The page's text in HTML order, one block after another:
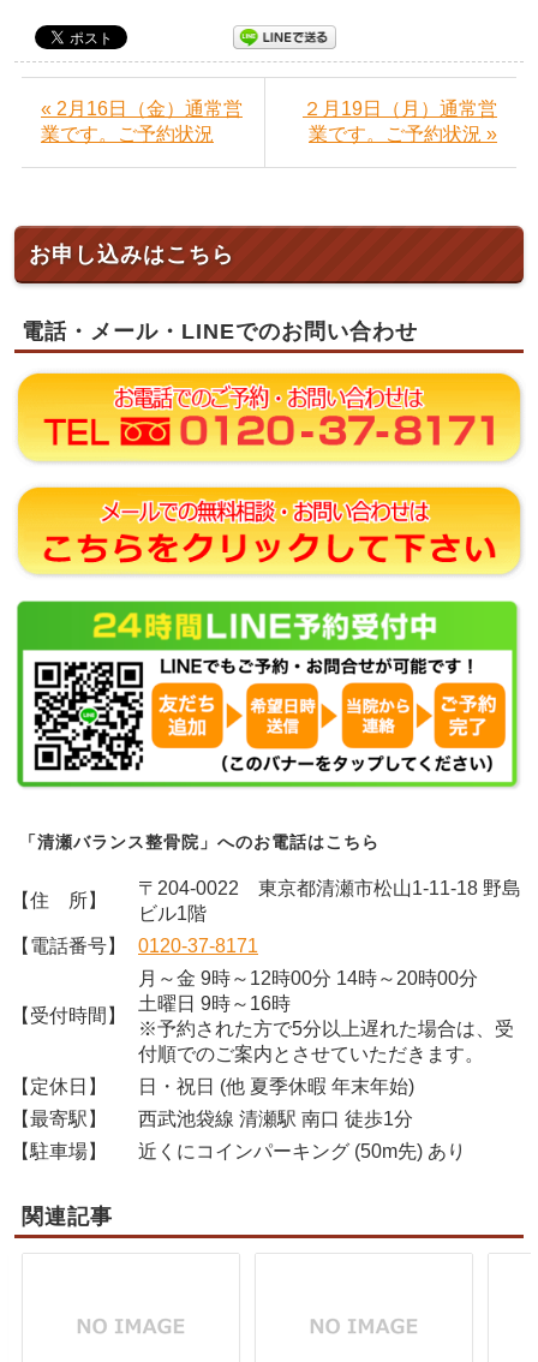
« 2月16日（金）通常営
業です。ご予約状況
２月19日（月）通常営
業です。ご予約状況 »
お申し込みはこちら
電話・メール・LINEでのお問い合わせ
「清瀬バランス整骨院」へのお電話はこちら
【住 所】
〒204-0022 東京都清瀬市松山1-11-18 野島
ビル1階
【電話番号】
0120-37-8171
【受付時間】
月～金 9時～12時00分 14時～20時00分
土曜日 9時～16時
※予約された方で5分以上遅れた場合は、受
付順でのご案内とさせていただきます。
【定休日】
日・祝日 (他 夏季休暇 年末年始)
【最寄駅】
西武池袋線 清瀬駅 南口 徒歩1分
【駐車場】
近くにコインパーキング (50m先) あり
関連記事